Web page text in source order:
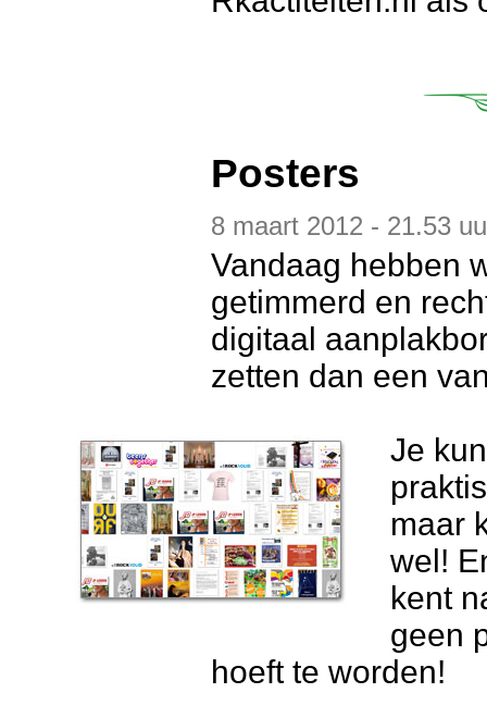
Posters
8 maart 2012 - 21.53
Vandaag hebben
getimmerd en
digitaal
zetten dan een
Je
maar
wel!
kent
geen
hoeft te worden!